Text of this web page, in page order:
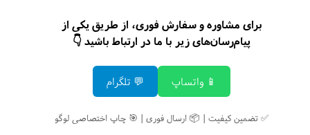
برای مشاوره و سفارش فوری، از طریق یکی از
پیام‌رسان‌های زیر با ما در ارتباط باشید 👇
📱 واتساپ 💬 تلگرام
✅ تضمین کیفیت | 📦 ارسال فوری | 🎯 چاپ اختصاصی لوگو